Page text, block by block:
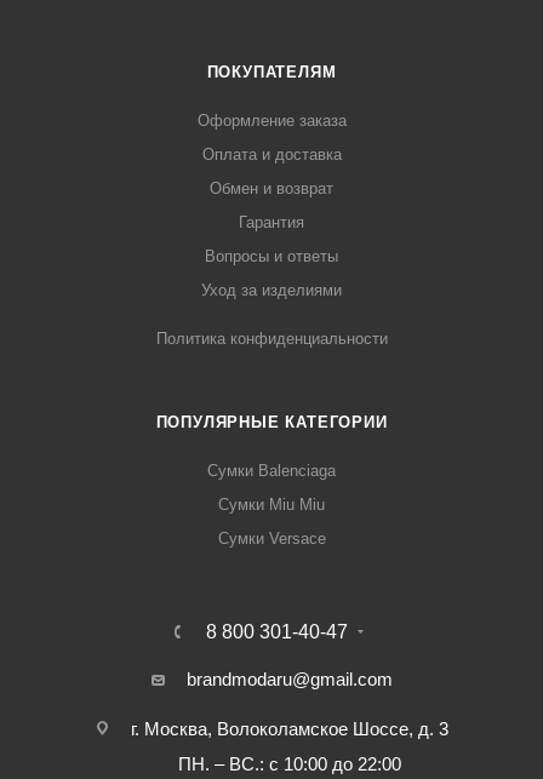
ПОКУПАТЕЛЯМ
Оформление заказа
Оплата и доставка
Обмен и возврат
Гарантия
Вопросы и ответы
Уход за изделиями
Политика конфиденциальности
ПОПУЛЯРНЫЕ КАТЕГОРИИ
Сумки Balenciaga
Сумки Miu Miu
Сумки Versace
8 800 301-40-47
brandmodaru@gmail.com
г. Москва, Волоколамское Шоссе, д. 3
ПН. – ВС.: с 10:00 до 22:00